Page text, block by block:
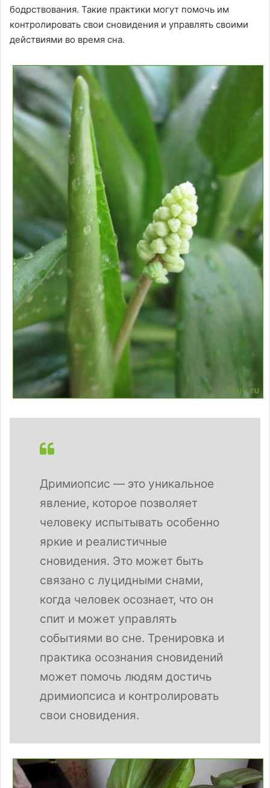
бодрствования. Такие практики могут помочь им
контролировать свои сновидения и управлять своими
действиями во время сна.
Дримиопсис — это уникальное
явление, которое позволяет
человеку испытывать особенно
яркие и реалистичные
сновидения. Это может быть
связано с луцидными снами,
когда человек осознает, что он
спит и может управлять
событиями во сне. Тренировка и
практика осознания сновидений
может помочь людям достичь
дримиопсиса и контролировать
свои сновидения.